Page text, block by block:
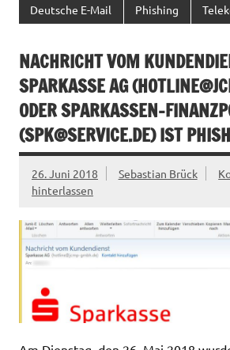
Deutsche E-Mail Phishing
NACHRICHT VOM
SPARKASSE AG (
ODER SPARKASSEN-
(SPK@SERVICE.DE) IST
26. Juni 2018 Sebastian Brück
hinterlassen